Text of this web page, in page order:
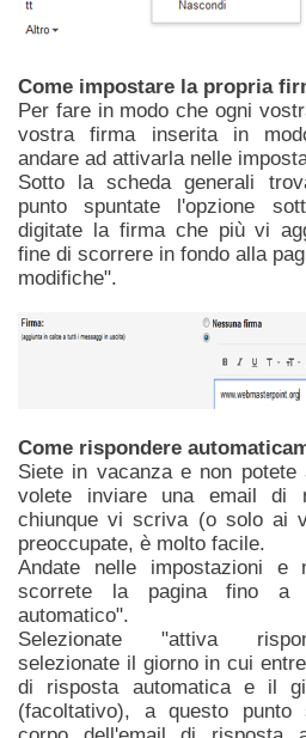
Come impostare la propria
Per fare in modo che ogni
vostra firma inserita in
andare ad attivarla nelle
Sotto la scheda generali
punto spuntate l'opzione
digitate la firma che più vi
fine di scorrere in fondo alla
modifiche".
Come rispondere
Siete in vacanza e non potete
volete inviare una email di
chiunque vi scriva (o solo ai
preoccupate, è molto facile.
Andate nelle impostazioni e
scorrete la pagina fino a
automatico".
Selezionate "attiva
selezionate il giorno in cui
di risposta automatica e il
(facoltativo), a questo